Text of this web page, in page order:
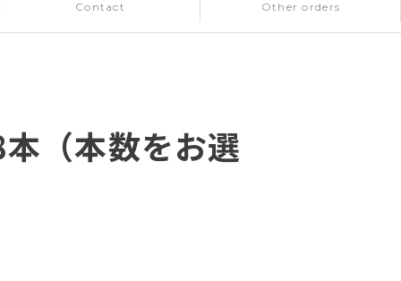
Contact Other orders
（本数をお選